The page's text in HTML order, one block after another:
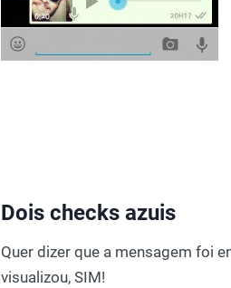
Dois checks azuis
Quer dizer que a mensagem foi
visualizou, SIM!